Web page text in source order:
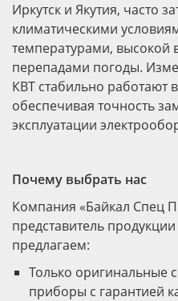
Иркутск и Якутия, часто
климатическими
температурами, высокой
перепадами погоды.
КВТ стабильно работают
обеспечивая точность
эксплуатации
Почему выбрать нас
Компания «Байкал Спец
представитель
предлагаем:
Только оригинальные
приборы с гарантией